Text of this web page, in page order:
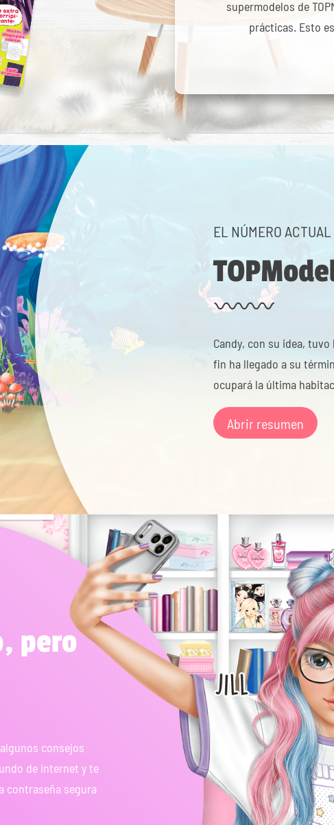
supermodelos de
prácticas. Esto
EL NÚMERO ACTUAL
Candy, con su idea,
fin ha llegado a su
ocupará la última
Abrir resumen
pero
consejos
de internet y te
contraseña segura